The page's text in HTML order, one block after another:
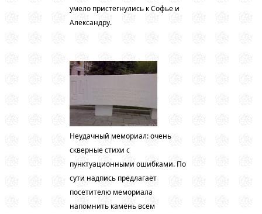
умело пристегнулись к Софье и
Александру.
Неудачный мемориал: очень
скверные стихи с
пунктуационными ошибками. По
сути надпись предлагает
посетителю мемориала
напомнить камень всем